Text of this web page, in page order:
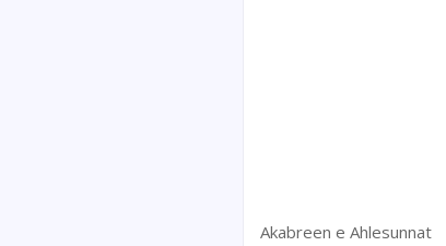
Akabreen e Ahlesunnat